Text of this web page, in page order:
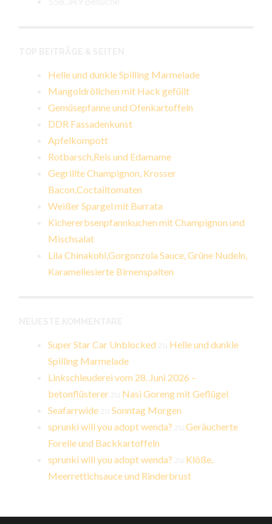
Helle und dunkle Spilling Marmelade
Mangoldröllchen mit Hack gefüllt
Gemüsepfanne und Ofenkartoffeln
DDR Fassadenkunst
Apfelkompott
Rotbarsch,Reis und Edamame
Gegrillte Champignon, Krosser
Bacon,Coctailtomaten
Weißer Spargel mit Burrata
Kichererbsenpfannkuchen mit Champignon und
Mischsalat
Lila Chinakohl,Gorgonzola Sauce, Grüne Nudeln,
Karameliesierte Birnenspalten
Super Star Car Unblocked
Helle und dunkle
Spilling Marmelade
Linkschleuderei vom 28. Juni 2026 –
betonflüsterer
Nasi Goreng mit Geflügel
Seafarrwide zuSonntag Morgen
sprunki will you adopt wenda? zuGeräucherte
Forelle und Backkartoffeln
sprunki will you adopt wenda?
Klöße,
Meerrettichsauce und Rinderbrust